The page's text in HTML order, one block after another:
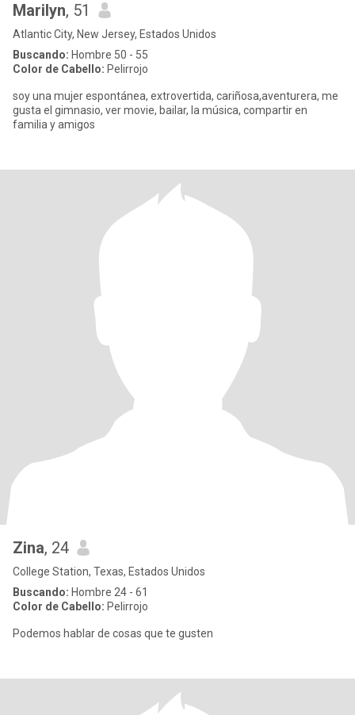
Marilyn, 51
Atlantic City, New Jersey, Estados Unidos
Buscando: Hombre 50 - 55
Color de Cabello: Pelirrojo
soy una mujer espontánea, extrovertida, cariñosa,aventurera, me
gusta el gimnasio, ver movie, bailar, la música, compartir en
familia y amigos
Zina, 24
College Station, Texas, Estados Unidos
Buscando: Hombre 24 - 61
Color de Cabello: Pelirrojo
Podemos hablar de cosas que te gusten